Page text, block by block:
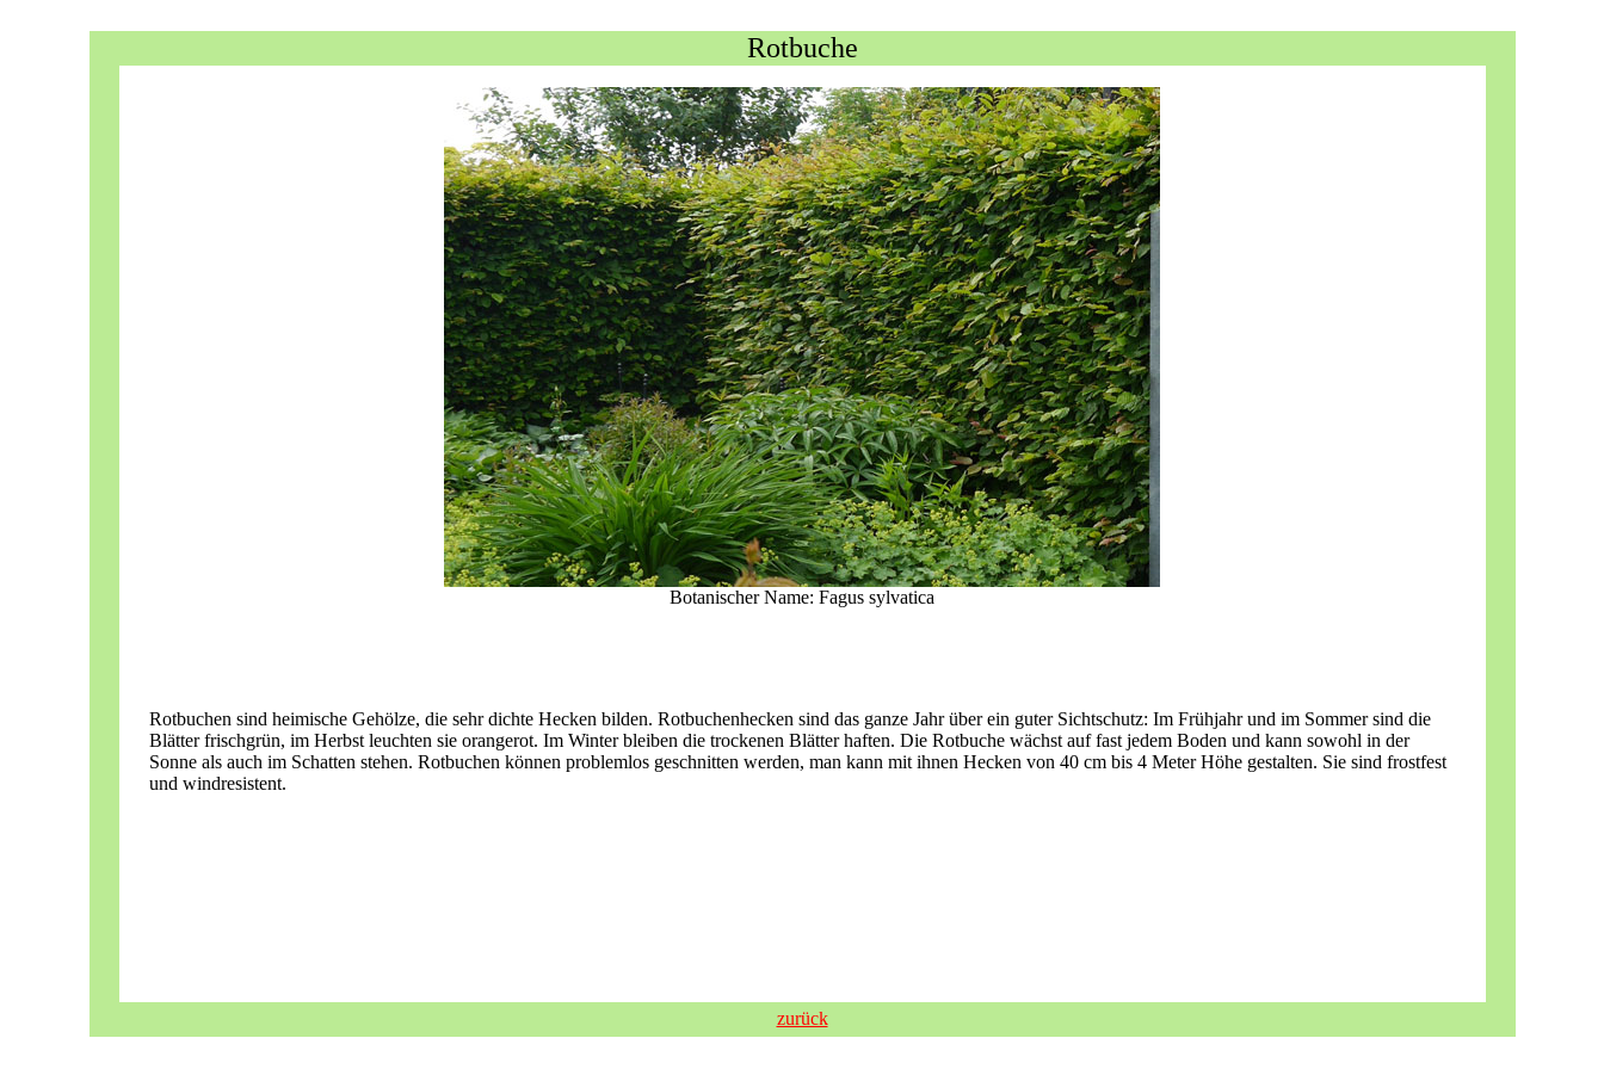
Rotbuche
Botanischer Name: Fagus sylvatica
Rotbuchen sind heimische Gehölze, die sehr dichte Hecken bilden. Rotbuchenhecken sind das ganze Jahr über ein guter Sichtschutz: Im Frühjahr und im Sommer sind die
Blätter frischgrün, im Herbst leuchten sie orangerot. Im Winter bleiben die trockenen Blätter haften. Die Rotbuche wächst auf fast jedem Boden und kann sowohl in der
Sonne als auch im Schatten stehen. Rotbuchen können problemlos geschnitten werden, man kann mit ihnen Hecken von 40 cm bis 4 Meter Höhe gestalten. Sie sind frostfest
und windresistent.
zurück